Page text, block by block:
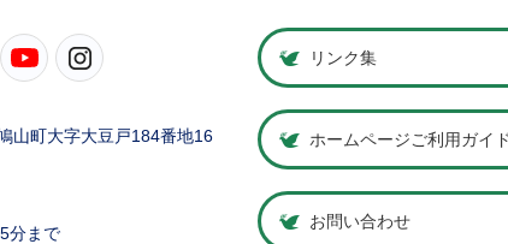
式Twitter
鳩山町公式Facebook
鳩山町公式YouTube
鳩山町公式Instagram
山町大字大豆戸184番地16
分まで
リンク集
ホームページご利用ガイ
お問い合わせ